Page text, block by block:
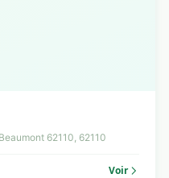
62110, 62110
Voir